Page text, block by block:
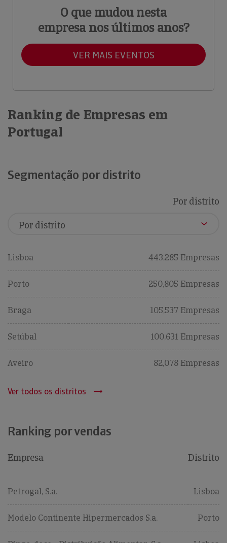
O que mudou nesta
empresa nos últimos anos?
VER MAIS EVENTOS
Ranking de Empresas em
Portugal
Segmentação por distrito
Por distrito
Lisboa 443,285 Empresas
Porto 250,805 Empresas
Braga 105,537 Empresas
Setúbal 100,631 Empresas
Aveiro 82,078 Empresas
Ver todos os distritos
Ranking por vendas
Empresa Distrito
Petrogal, S.a. Lisboa
Modelo Continente Hipermercados S.a. Porto